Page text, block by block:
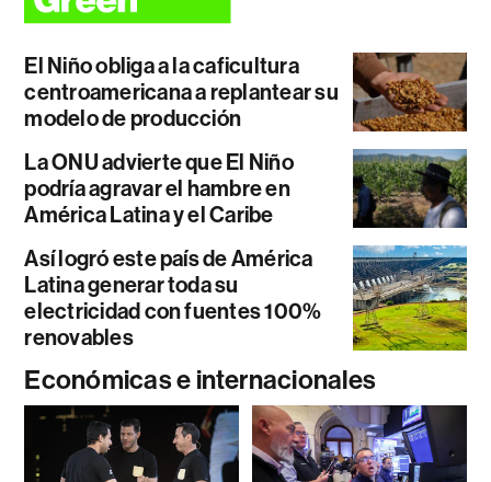
El Niño obliga a la caficultura
centroamericana a replantear su
modelo de producción
La ONU advierte que El Niño
podría agravar el hambre en
América Latina y el Caribe
Así logró este país de América
Latina generar toda su
electricidad con fuentes 100%
renovables
Económicas e internacionales